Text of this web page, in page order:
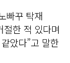
빠꾸 탁재
절한 적 있다며
았다”고 말한